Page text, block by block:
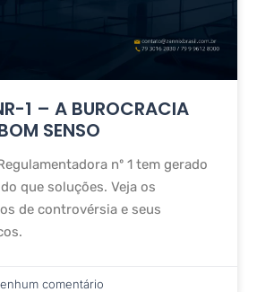
1 – A BUROCRACIA
SENSO
nº 1 tem gerado
que soluções. Veja os
de controvérsia e seus
comentário